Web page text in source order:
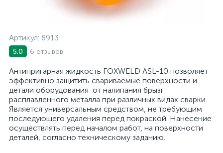
Артикул: 8913
5.0 6 отзывов
Антипригарная жидкость FOXWELD ASL-10 позволяет
эффективно защитить свариваемые поверхности и
детали оборудования от налипания брызг
расплавленного металла при различных видах сварки.
Является универсальным средством, не требующим
последующего удаления перед покраской. Нанесение
осуществлять перед началом работ, на поверхности
деталей, согласно техническому заданию.